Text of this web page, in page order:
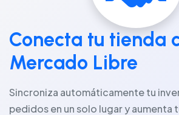
Conecta tu tienda
Mercado Libre
Sincroniza automáticamente tu
pedidos en un solo lugar y aumenta